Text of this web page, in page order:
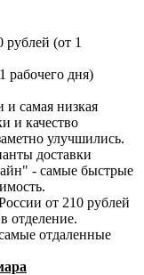
(от 1
рабочего дня)
и самая низкая
и качество
улучшились.
доставки
- самые быстрые
от 210 рублей
отделение.
отдаленные